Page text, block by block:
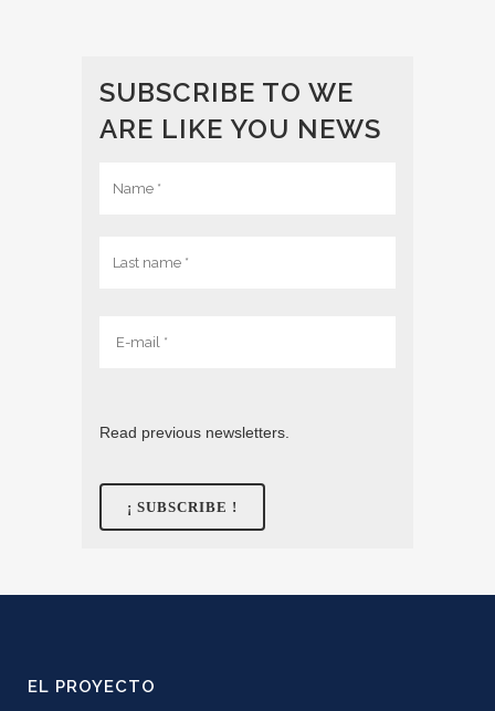
SUBSCRIBE TO WE
ARE LIKE YOU NEWS
Read previous newsletters.
EL PROYECTO